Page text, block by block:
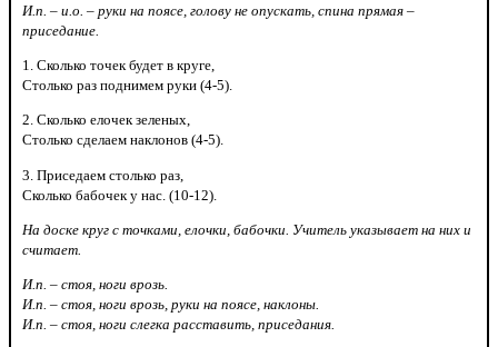
И.п. – и.о. – руки на поясе, голову не опускать, спина прямая –
приседание.
1. Сколько точек будет в круге,
Столько раз поднимем руки (4-5).
2. Сколько елочек зеленых,
Столько сделаем наклонов (4-5).
3. Приседаем столько раз,
Сколько бабочек у нас. (10-12).
На доске круг с точками, елочки, бабочки. Учитель указывает на них и
считает.
И.п. – стоя, ноги врозь.
И.п. – стоя, ноги врозь, руки на поясе, наклоны.
И.п. – стоя, ноги слегка расставить, приседания.